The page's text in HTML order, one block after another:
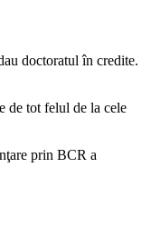
doctoratul în credite.
de tot felul de la cele
prin BCR a